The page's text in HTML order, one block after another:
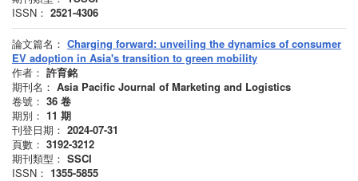
ISSN： 2521-4306
論文篇名： Charging forward: unveiling the dynamics of consumer
EV adoption in Asia's transition to green mobility
作者： 許育銘
期刊名： Asia Pacific Journal of Marketing and Logistics
卷號： 36 卷
期別： 11 期
刊登日期： 2024-07-31
頁數： 3192-3212
期刊類型： SSCI
ISSN： 1355-5855